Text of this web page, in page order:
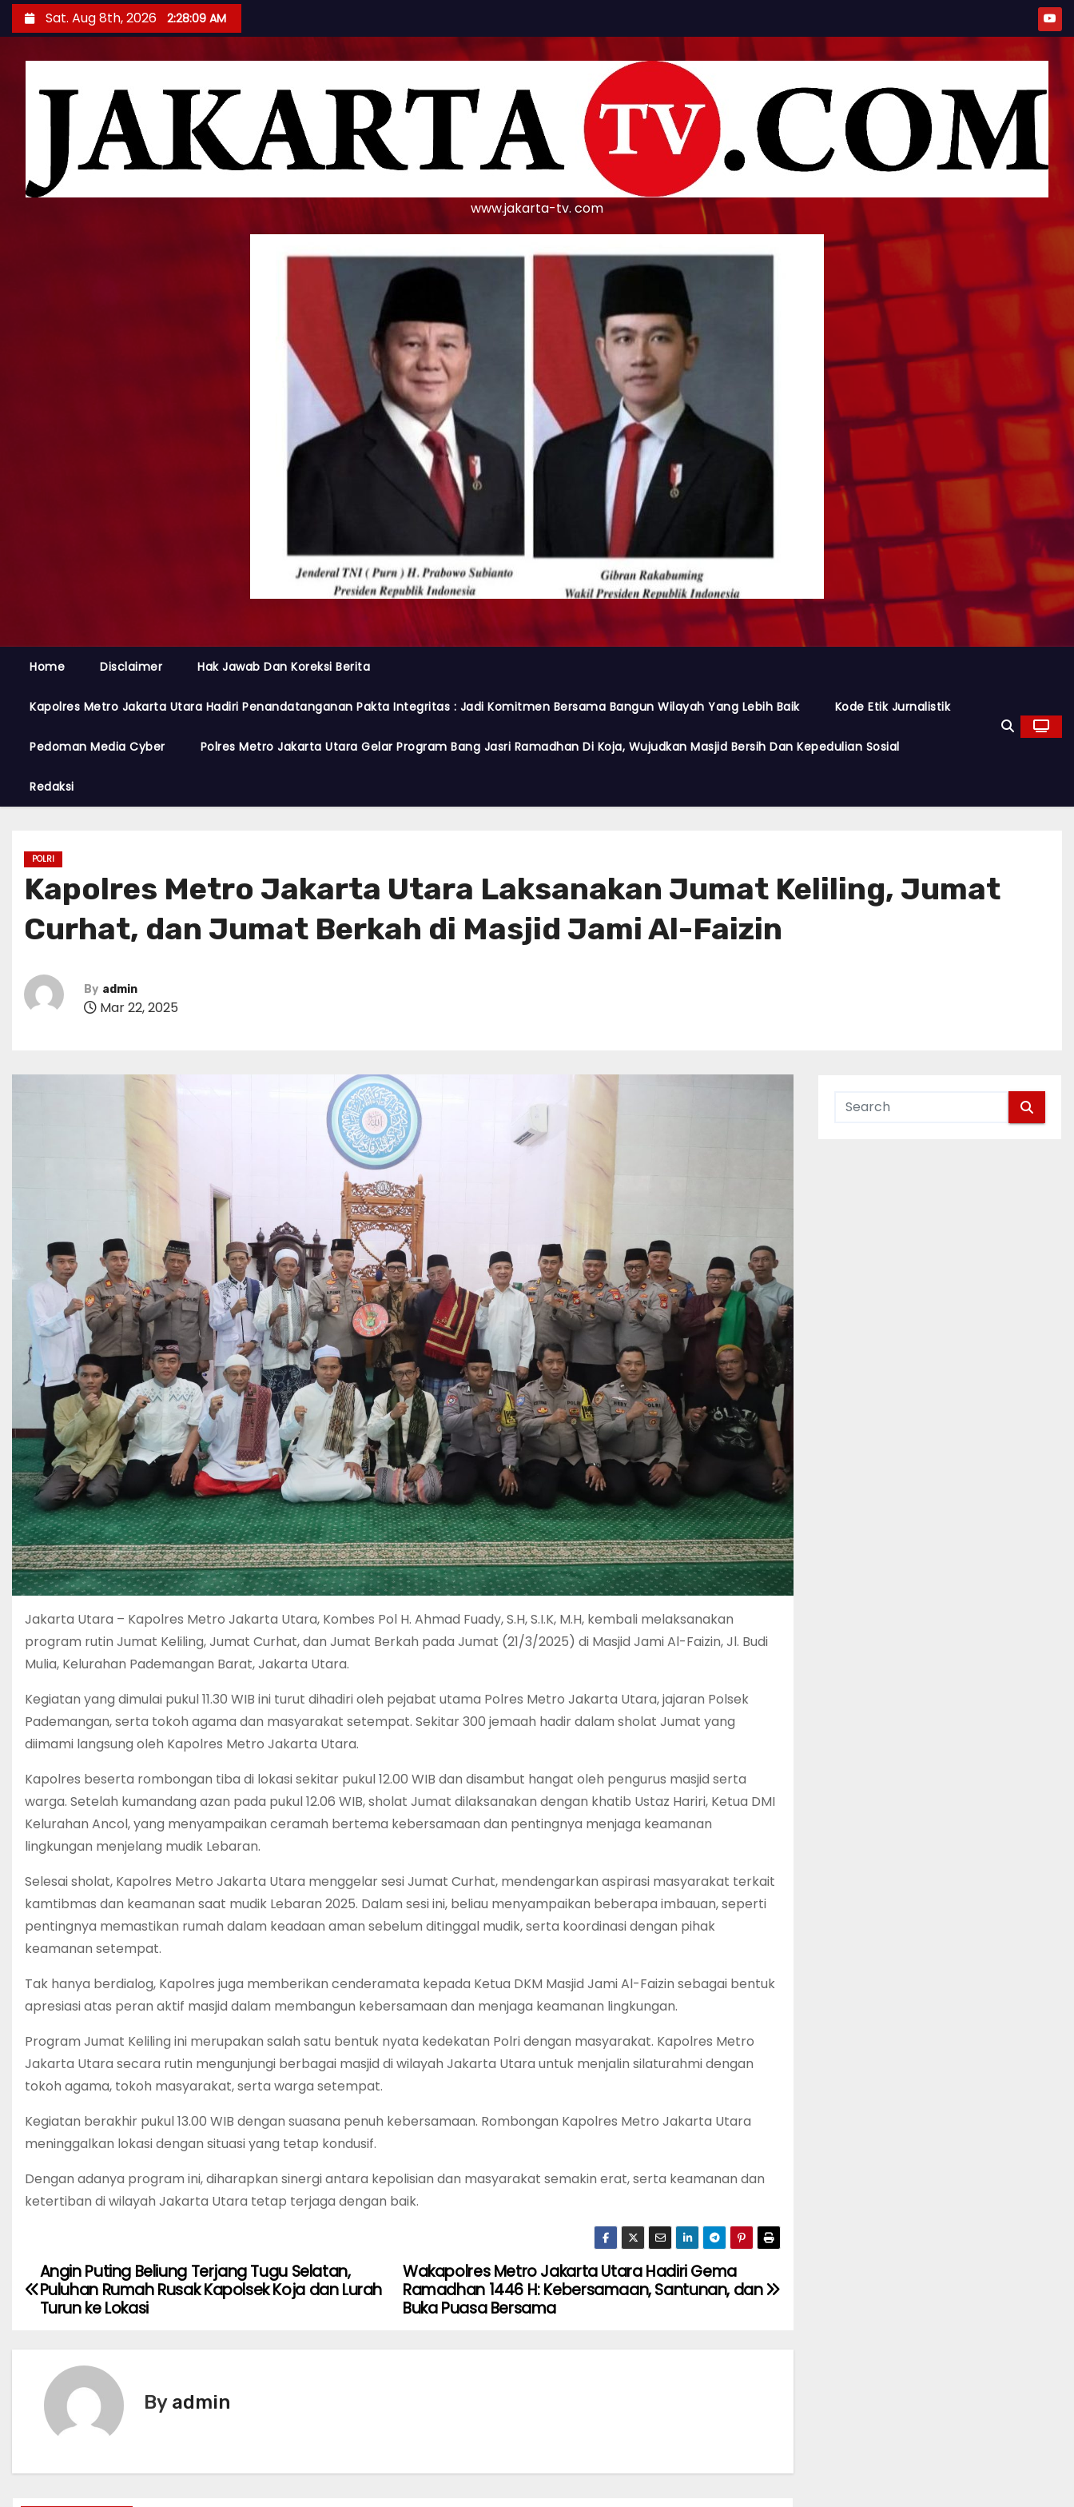
k
Sat. Aug 8th, 2026 2:28:11 AM
www.jakarta-tv. com
Home Disclaimer Hak Jawab Dan Koreksi Berita
Kapolres Metro Jakarta Utara Hadiri Penandatanganan Pakta Integritas : Jadi Komitmen Bersama Bangun Wilayah Yang Lebih Baik Kode Etik Jurnalistik
Pedoman Media Cyber Polres Metro Jakarta Utara Gelar Program Bang Jasri Ramadhan Di Koja, Wujudkan Masjid Bersih Dan Kepedulian Sosial
Redaksi
POLRI
Kapolres Metro Jakarta Utara Laksanakan Jumat Keliling, Jumat
Curhat, dan Jumat Berkah di Masjid Jami Al-Faizin
By admin
Mar 22, 2025
Jakarta Utara – Kapolres Metro Jakarta Utara, Kombes Pol H. Ahmad Fuady, S.H, S.I.K, M.H, kembali melaksanakan
program rutin Jumat Keliling, Jumat Curhat, dan Jumat Berkah pada Jumat (21/3/2025) di Masjid Jami Al-Faizin, Jl. Budi
Mulia, Kelurahan Pademangan Barat, Jakarta Utara.
Kegiatan yang dimulai pukul 11.30 WIB ini turut dihadiri oleh pejabat utama Polres Metro Jakarta Utara, jajaran Polsek
Pademangan, serta tokoh agama dan masyarakat setempat. Sekitar 300 jemaah hadir dalam sholat Jumat yang
diimami langsung oleh Kapolres Metro Jakarta Utara.
Kapolres beserta rombongan tiba di lokasi sekitar pukul 12.00 WIB dan disambut hangat oleh pengurus masjid serta
warga. Setelah kumandang azan pada pukul 12.06 WIB, sholat Jumat dilaksanakan dengan khatib Ustaz Hariri, Ketua DMI
Kelurahan Ancol, yang menyampaikan ceramah bertema kebersamaan dan pentingnya menjaga keamanan
lingkungan menjelang mudik Lebaran.
Selesai sholat, Kapolres Metro Jakarta Utara menggelar sesi Jumat Curhat, mendengarkan aspirasi masyarakat terkait
kamtibmas dan keamanan saat mudik Lebaran 2025. Dalam sesi ini, beliau menyampaikan beberapa imbauan, seperti
pentingnya memastikan rumah dalam keadaan aman sebelum ditinggal mudik, serta koordinasi dengan pihak
keamanan setempat.
Tak hanya berdialog, Kapolres juga memberikan cenderamata kepada Ketua DKM Masjid Jami Al-Faizin sebagai bentuk
apresiasi atas peran aktif masjid dalam membangun kebersamaan dan menjaga keamanan lingkungan.
Program Jumat Keliling ini merupakan salah satu bentuk nyata kedekatan Polri dengan masyarakat. Kapolres Metro
Jakarta Utara secara rutin mengunjungi berbagai masjid di wilayah Jakarta Utara untuk menjalin silaturahmi dengan
tokoh agama, tokoh masyarakat, serta warga setempat.
Kegiatan berakhir pukul 13.00 WIB dengan suasana penuh kebersamaan. Rombongan Kapolres Metro Jakarta Utara
meninggalkan lokasi dengan situasi yang tetap kondusif.
Dengan adanya program ini, diharapkan sinergi antara kepolisian dan masyarakat semakin erat, serta keamanan dan
ketertiban di wilayah Jakarta Utara tetap terjaga dengan baik.
P
v
Wakapolres Metro Jakarta Utara Hadiri Gema
Ramadhan 1446 H: Kebersamaan, Santunan, dan
Buka Puasa Bersama
Angin Puting Beliung Terjang Tugu Selatan,
Puluhan Rumah Rusak Kapolsek Koja dan Lurah
Turun ke Lokasi
By admin